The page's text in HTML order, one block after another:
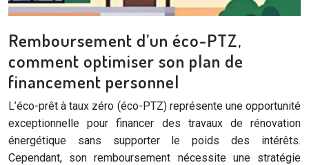
Remboursement d’un éco-PTZ,
comment optimiser son plan de
financement personnel
L’éco-prêt à taux zéro (éco-PTZ) représente une opportunité
exceptionnelle pour financer des travaux de rénovation
énergétique sans supporter le poids des intérêts.
Cependant, son remboursement nécessite une stratégie